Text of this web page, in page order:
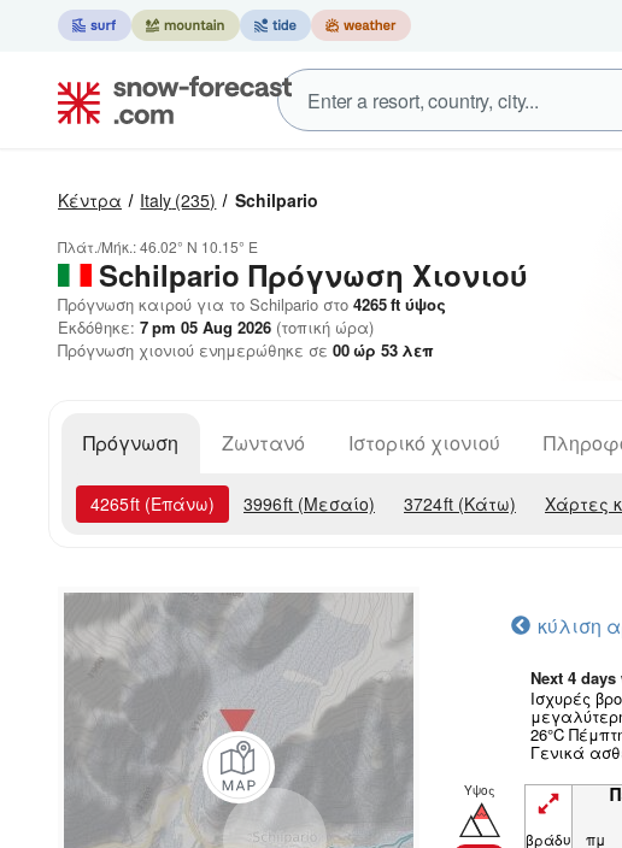
Κέντρα Italy (235) Schilpario
Πλάτ./Μήκ.:46.02° N 10.15° E
Schilpario Πρόγνωση Χιονιού
Πρόγνωση καιρού για το Schilpario στο 4265ft ύψος
Εκδόθηκε: 7 pm 05 Aug 2026 (τοπική ώρα)
Πρόγνωση χιονιού ενημερώθηκε σε 00ώρ 53 λεπ
Πρόγνωση Ζωντανό Ιστορικό χιονιού
4265ft (Επάνω) 3996ft (Μεσαίο) 3724ft (Κάτω) Χάρτες
κύλιση
Next 4
Ισχυρές
26°C
Γενικά
Υψος
βράδυ πμ